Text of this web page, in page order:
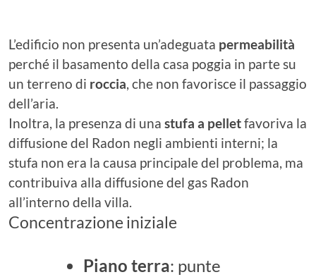
L’edificio non presenta un’adeguata permeabilità
perché il basamento della casa poggia in parte su
un terreno di roccia, che non favorisce il passaggio
dell’aria.
Inoltra, la presenza di una stufa a pelletfavoriva la
diffusione del Radon negli ambienti interni; la
stufa non era la causa principale del problema, ma
contribuiva alla diffusione del gas Radon
all’interno della villa.
Concentrazione iniziale
Piano terra: punte